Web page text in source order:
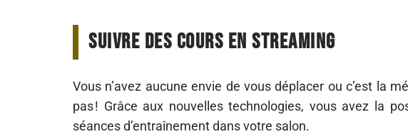
Suivre des Cours en streaming
Vous n’avez aucune envie de vous déplacer ou c’est la
pas ! Grâce aux nouvelles technologies, vous avez la
séances d’entraînement dans votre salon.